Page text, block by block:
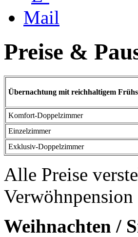
Preise &
Übernachtung mit reichhaltigem
Komfort-Doppelzimmer
Einzelzimmer
Exklusiv-Doppelzimmer
Alle Preise
Weihnachten /